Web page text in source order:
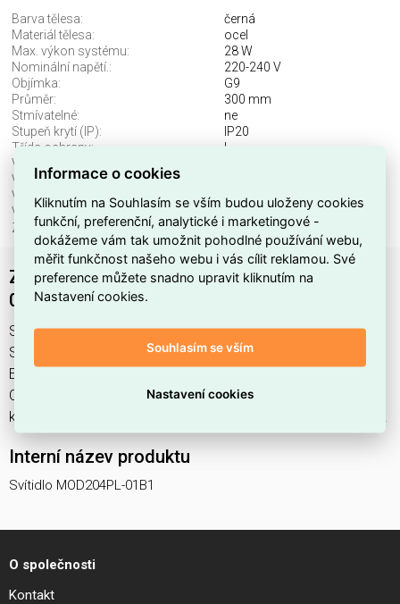
Barva tělesa:
černá
Materiál tělesa:
ocel
Max. výkon systému:
28 W
Nominální napětí.:
220-240 V
Objímka:
G9
Průměr:
300 mm
Stmívatelné:
ne
Stupeň krytí (IP):
IP20
Třída ochrany:
I
Včetně svět. zdroje:
Vhodné pro počet svět. zdrojů:
Vhodné pro výkon světel. zdroje:
28 W
Výška/hloubka:
3450 mm
Značka:
Maytoni
Závěsné svítidlo CANE G9x1 28W MOD204PL-
01B1 - MAYTONI
Svítidlo MOD204PL-01B1 najdete v kategoriích Svítidla,
Svítidla, světelné zdroje a LED osvětlení, výrobce Maytoni,
EAN 4099776057970, kód dodavatele . Závěsné svítidlo
CANE G9x1 28W MOD204PL-01B1 - MAYTONI nabízíme od 1
ks. Kód EMAS Svítidlo MOD204PL-01B1 je ELSVOS1786861.
Interní název produktu
Svítidlo MOD204PL-01B1
O společnosti
Kontakt
Informace o cookies
Kliknutím na Souhlasím se vším budou uloženy cookies
funkční, preferenční, analytické i marketingové -
dokážeme vám tak umožnit pohodlné používání webu,
měřit funkčnost našeho webu i vás cílit reklamou. Své
preference můžete snadno upravit kliknutím na
Nastavení cookies.
Souhlasím se vším
Nastavení cookies